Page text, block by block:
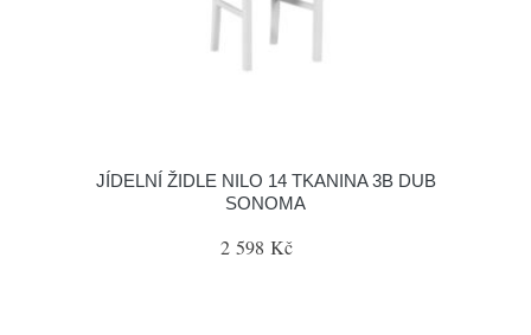
JÍDELNÍ ŽIDLE NILO 14 TKANINA 3B DUB
SONOMA
2 598 Kč